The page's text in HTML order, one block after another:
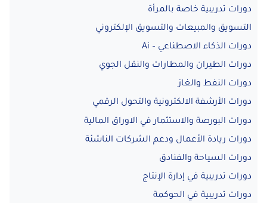
دورات تدريبية خاصة بالمرأة
التسويق والمبيعات والتسويق الإلكتروني
دورات الذكاء الاصطناعي – Ai
دورات الطيران والمطارات والنقل الجوي
دورات النفط والغاز
دورات الأرشفة الالكترونية والتحول الرقمي
دورات البورصة والاستثمار في الاوراق المالية
دورات ريادة الأعمال ودعم الشركات الناشئة
دورات السياحة والفنادق
دورات تدريبية في إدارة الإنتاج
دورات تدريبية في الحوكمة